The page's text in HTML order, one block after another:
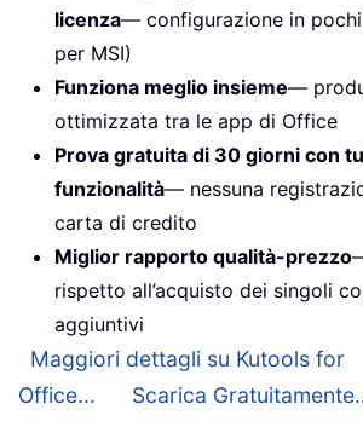
licenza— configurazione in
per MSI)
Funziona meglio insieme—
ottimizzata tra le app di Office
Prova gratuita di 30 giorni con
funzionalità— nessuna
carta di credito
Miglior rapporto qualità-prezzo
rispetto all’acquisto dei singoli
aggiuntivi
Maggiori dettagli su Kutools for
Office...
Scarica